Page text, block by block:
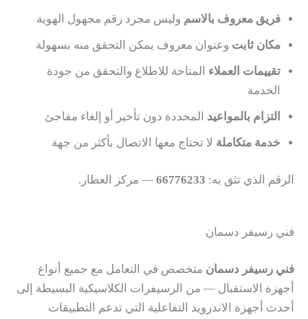
فريق معروف بالاسم وليس مجرد رقم مجهول الهوية
مكان ثابت وعنوان معروف يمكن التحقق منه بسهولة
تقييمات العملاء المتاحة للاطلاع والتحقق من جودة
الخدمة
التزام بالمواعيد المحددة دون تأخير أو إلغاء مفاجئ
خدمة متكاملة لا تحتاج معها الاتصال بأكثر من جهة
الرقم الذي تثق به: 66776233 — مركز العطار.
فني رسيفر دسمان
فني رسيفر دسمان متخصص في التعامل مع جميع أنواع
أجهزة الاستقبال — من الرسيفرات الكلاسيكية البسيطة إلى
أحدث أجهزة الاندرويد التفاعلية التي تدعم التطبيقات